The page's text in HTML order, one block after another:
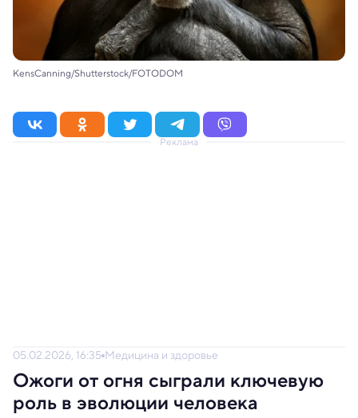
KensCanning/Shutterstock/FOTODOM
Реклама
05.02.2026, 16:35 Медицина и здоровье
Ожоги от огня сыграли ключевую
роль в эволюции человека